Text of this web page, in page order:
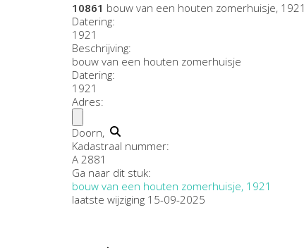
10861 bouw van een houten zomerhuisje, 1921
Datering:
1921
Beschrijving:
bouw van een houten zomerhuisje
Datering:
1921
Adres:
Doorn,
Kadastraal nummer:
A 2881
Ga naar dit stuk:
bouw van een houten zomerhuisje, 1921
laatste wijziging 15-09-2025